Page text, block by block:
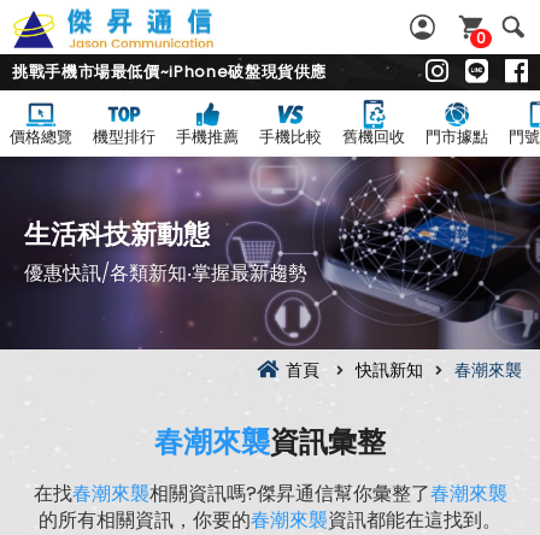
0
挑戰手機市場最低價~iPhone破盤現貨供應
價格總覽 機型排行 手機推薦 手機比較 舊機回收 門市據點 門
生活科技新動態
優惠快訊/各類新知‧掌握最新趨勢
首頁 快訊新知 春潮來襲
春潮來襲資訊彙整
在找春潮來襲相關資訊嗎?傑昇通信幫你彙整了春潮來襲
的所有相關資訊，你要的春潮來襲資訊都能在這找到。